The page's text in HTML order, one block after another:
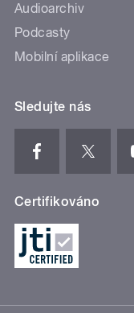
Audioarchiv
Podcasty
Mobilní aplikace
Sledujte nás
Certifikováno